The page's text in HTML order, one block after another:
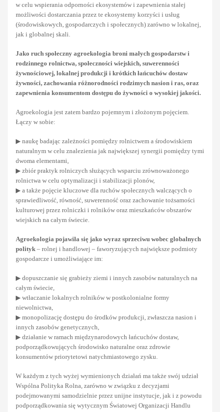
w celu wspierania odporności ekosystemów i zapewnienia stałej
możliwości dostarczania przez te ekosystemy korzyści i usług
(środowiskowych, gospodarczych i społecznych) zarówno w lokalnej,
jak i globalnej skali.
Jako ruch społeczny agroekologia broni małych gospodarstw i
rodzinnego rolnictwa, społeczności wiejskich, suwerenności
żywnościowej, lokalnej produkcji i krótkich łańcuchów dostaw
żywności, zachowania różnorodności rodzimych nasion i ras, oraz
zapewnienia konsumentom dostępu do żywności o wysokiej jakości.
Agroekologia jest zatem bardzo pojemnym i złożonym pojęciem.
Łączy w sobie:
▶ naukę badając zależności pomiędzy rolnictwem a środowiskiem
naturalnym w celu znalezienia jak największej synergii pomiędzy tymi
dwoma elementami,
▶ zbiór praktyk rolniczych służących wsparciu zrównoważonego
rolnictwa w celu optymalizacji i stabilizacji plonów,
▶ a także pojęcie kluczowe dla ruchów społecznych walczących o
sprawiedliwość, równość, suwerenność oraz zachowanie tożsamości
kulturowej przez rolniczki i rolników oraz mieszkańców obszarów
wiejskich na całym świecie.
Agroekologia pojawiła się jako wyraz sprzeciwu wobec globalnych
polityk – rolnej i handlowej – faworyzujących największe podmioty
gospodarcze i umożliwiające im:
▶ dopuszczanie się grabieży ziemi i innych zasobów naturalnych na
całym świecie,
▶ wtłaczanie lokalnych rolników w postkolonialne formy
niewolnictwa,
▶ monopolizację dostępu do środków produkcji, zwłaszcza nasion i
innych zasobów genetycznych,
▶ działanie w ramach międzynarodowych łańcuchów dostaw,
podporządkowujących środowisko naturalne oraz zdrowie
konsumentów priorytetowi natychmiastowego zysku.
W każdym z tych wyżej wymienionych działań ma także swój udział
Wspólna Polityka Rolna, zarówno w związku z decyzjami
podejmowanymi samodzielnie przez unijne instytucje, jak i z powodu
podporządkowania się wytycznym Światowej Organizacji Handlu